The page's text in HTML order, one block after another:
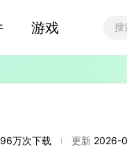
游戏
万次下载 更新 2026-